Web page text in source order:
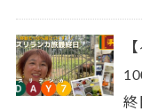
終